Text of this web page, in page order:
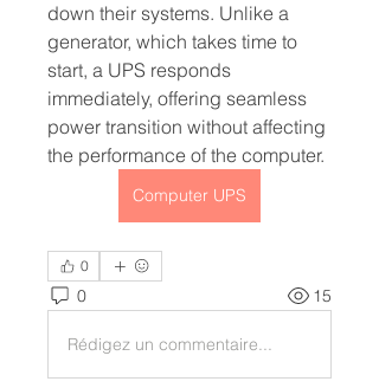
down their systems. Unlike a
generator, which takes time to
start, a UPS responds
immediately, offering seamless
power transition without affecting
the performance of the computer.
Computer UPS
0
0 15
Rédigez un commentaire...